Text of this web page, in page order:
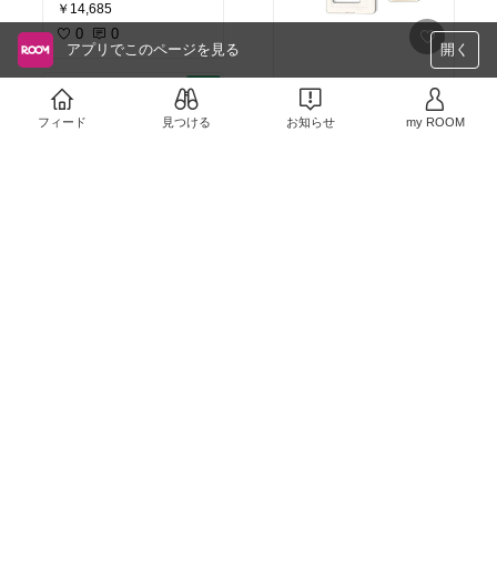
￥14,685
0 0
機種変更で残ったiphone
5がiPadmicro的に使える
￥798
アプリでこのページを見る 開く
フィード 見つける お知らせ my ROOM